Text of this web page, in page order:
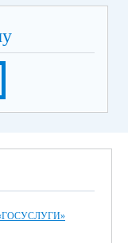
«ГОСУСЛУГИ»